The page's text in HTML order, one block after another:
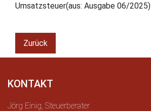
Umsatzsteuer(aus: Ausgabe 06/2025)
Zurück
KONTAKT
Jörg Einig, Steuerberater